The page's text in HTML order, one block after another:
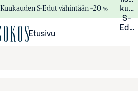
Kuukauden S-Edut vähintään –20 %
S-
Etusivu